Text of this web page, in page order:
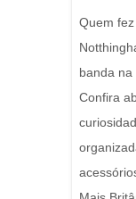
Quem
banda na
Confira